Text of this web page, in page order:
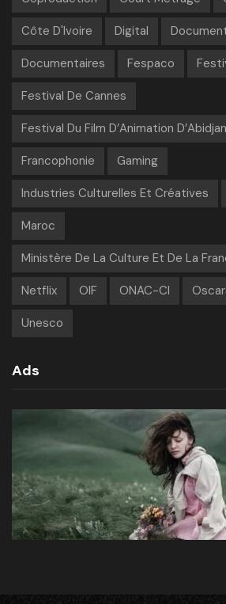
Côte D'Ivoire Digital
Documentaires Fespaco
Festival De Cannes
Festival Du Film D’Animation D’Abidjan
Francophonie Gaming
Industries Culturelles Et Créatives
Maroc
Ministère De La Culture Et De La
Netflix OIF ONAC-CI
Unesco
Ads